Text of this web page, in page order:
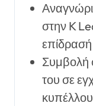
στην K
Συμβολή
του σε